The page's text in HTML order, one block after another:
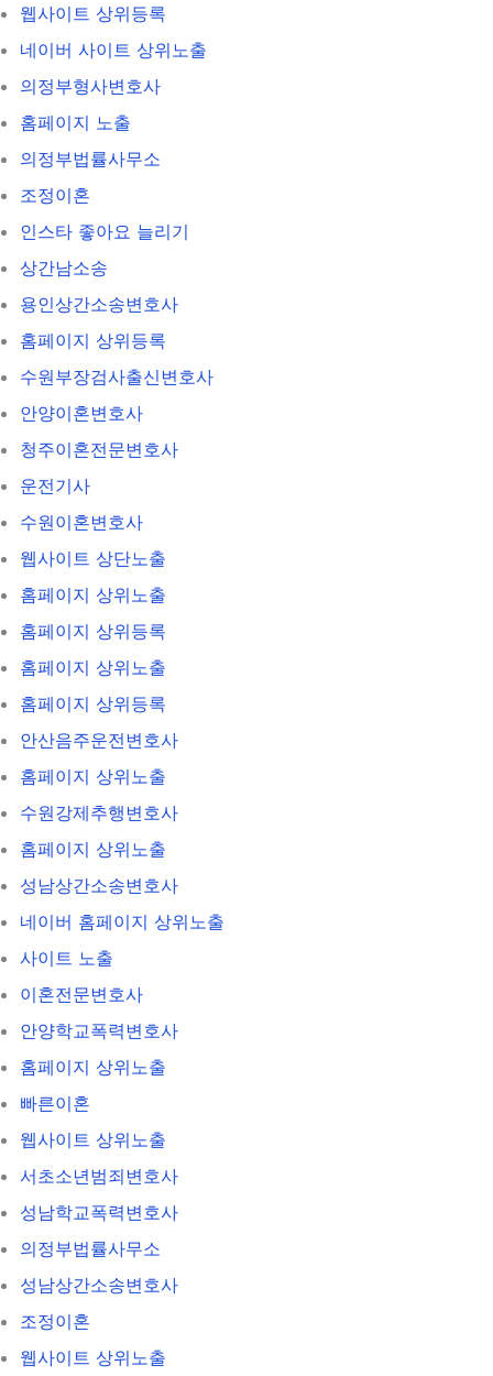
웹사이트 상위등록
네이버 사이트 상위노출
의정부형사변호사
홈페이지 노출
의정부법률사무소
조정이혼
인스타 좋아요 늘리기
상간남소송
용인상간소송변호사
홈페이지 상위등록
수원부장검사출신변호사
안양이혼변호사
청주이혼전문변호사
운전기사
수원이혼변호사
웹사이트 상단노출
홈페이지 상위노출
홈페이지 상위등록
홈페이지 상위노출
홈페이지 상위등록
안산음주운전변호사
홈페이지 상위노출
수원강제추행변호사
홈페이지 상위노출
성남상간소송변호사
네이버 홈페이지 상위노출
사이트 노출
이혼전문변호사
안양학교폭력변호사
홈페이지 상위노출
빠른이혼
웹사이트 상위노출
서초소년범죄변호사
성남학교폭력변호사
의정부법률사무소
성남상간소송변호사
조정이혼
웹사이트 상위노출